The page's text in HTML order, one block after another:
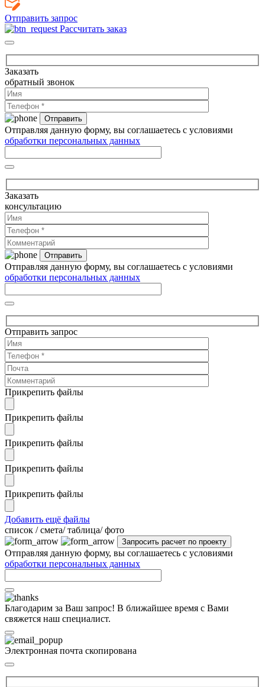
Отправить запрос
Рассчитать заказ
Заказать
обратный звонок
Отправляя данную форму, вы соглашаетесь с условиями
обработки персональных данных
Заказать
консультацию
Отправляя данную форму, вы соглашаетесь с условиями
обработки персональных данных
Отправить запрос
Прикрепить файлы
Прикрепить файлы
Прикрепить файлы
Прикрепить файлы
Прикрепить файлы
Добавить ещё файлы
cписок / смета/ таблица/ фото
Отправляя данную форму, вы соглашаетесь с условиями
обработки персональных данных
Благодарим за Ваш запрос! В ближайшее время с Вами
свяжется наш специалист.
Электронная почта скопирована